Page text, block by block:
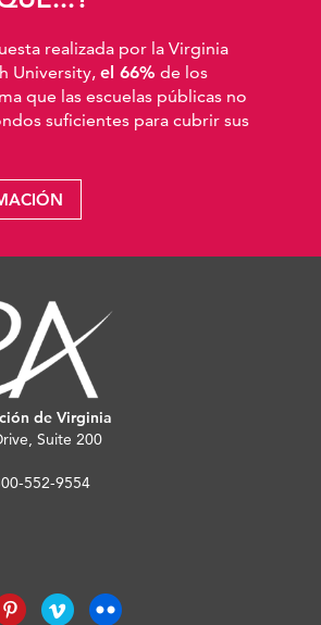
realizada por la Virginia
University, el 66% de los
que las escuelas públicas no
suficientes para cubrir sus
de Virginia
Suite 200
552-9554